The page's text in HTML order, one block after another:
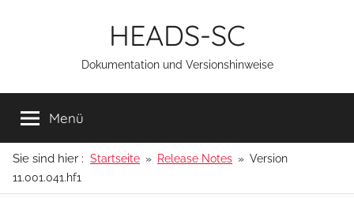
HEADS-SC
Dokumentation und Versionshinweise
Menü
Sie sind hier : Startseite Release Notes
Version
11.001.041.hf1